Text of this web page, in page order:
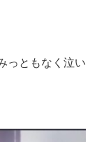
っともなく泣い